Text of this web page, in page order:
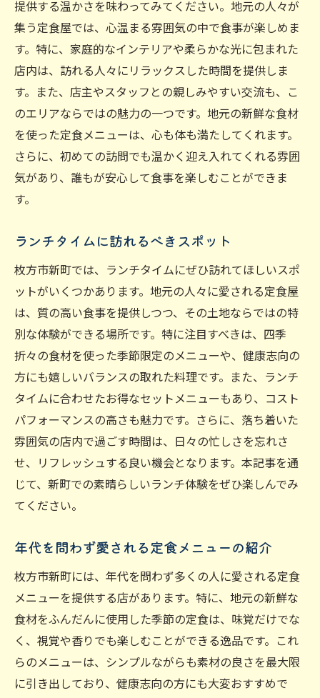
提供する温かさを味わってみてください。地元の人々が
集う定食屋では、心温まる雰囲気の中で食事が楽しめま
す。特に、家庭的なインテリアや柔らかな光に包まれた
店内は、訪れる人々にリラックスした時間を提供しま
す。また、店主やスタッフとの親しみやすい交流も、こ
のエリアならではの魅力の一つです。地元の新鮮な食材
を使った定食メニューは、心も体も満たしてくれます。
さらに、初めての訪問でも温かく迎え入れてくれる雰囲
気があり、誰もが安心して食事を楽しむことができま
す。
ランチタイムに訪れるべきスポット
枚方市新町では、ランチタイムにぜひ訪れてほしいスポ
ットがいくつかあります。地元の人々に愛される定食屋
は、質の高い食事を提供しつつ、その土地ならではの特
別な体験ができる場所です。特に注目すべきは、四季
折々の食材を使った季節限定のメニューや、健康志向の
方にも嬉しいバランスの取れた料理です。また、ランチ
タイムに合わせたお得なセットメニューもあり、コスト
パフォーマンスの高さも魅力です。さらに、落ち着いた
雰囲気の店内で過ごす時間は、日々の忙しさを忘れさ
せ、リフレッシュする良い機会となります。本記事を通
じて、新町での素晴らしいランチ体験をぜひ楽しんでみ
てください。
年代を問わず愛される定食メニューの紹介
枚方市新町には、年代を問わず多くの人に愛される定食
メニューを提供する店があります。特に、地元の新鮮な
食材をふんだんに使用した季節の定食は、味覚だけでな
く、視覚や香りでも楽しむことができる逸品です。これ
らのメニューは、シンプルながらも素材の良さを最大限
に引き出しており、健康志向の方にも大変おすすめで